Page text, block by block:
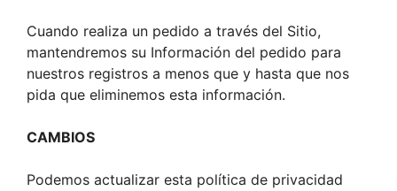
Cuando realiza un pedido a través del Sitio,
mantendremos su Información del pedido para
nuestros registros a menos que y hasta que nos
pida que eliminemos esta información.
CAMBIOS
Podemos actualizar esta política de privacidad